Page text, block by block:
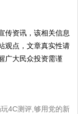
传资讯，该相关信息
观点，文章真实性请
广大民众投资需谨
4C测评,够用党的新